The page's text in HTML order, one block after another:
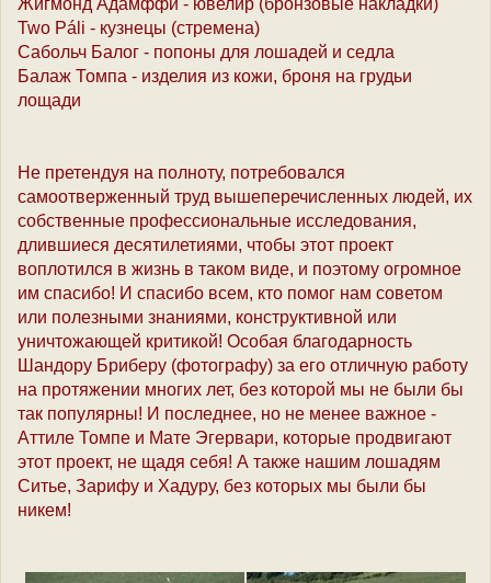
Жигмонд Адамффи - ювелир (бронзовые накладки)
Two Páli - кузнецы (стремена)
Сабольч Балог - попоны для лошадей и седла
Балаж Томпа - изделия из кожи, броня на грудьи
лощади
Не претендуя на полноту, потребовался
самоотверженный труд вышеперечисленных людей, их
собственные профессиональные исследования,
длившиеся десятилетиями, чтобы этот проект
воплотился в жизнь в таком виде, и поэтому огромное
им спасибо! И спасибо всем, кто помог нам советом
или полезными знаниями, конструктивной или
уничтожающей критикой! Особая благодарность
Шандору Бриберу (фотографу) за его отличную работу
на протяжении многих лет, без которой мы не были бы
так популярны! И последнее, но не менее важное -
Аттиле Томпе и Мате Эгервари, которые продвигают
этот проект, не щадя себя! А также нашим лошадям
Ситье, Зарифу и Хадуру, без которых мы были бы
никем!